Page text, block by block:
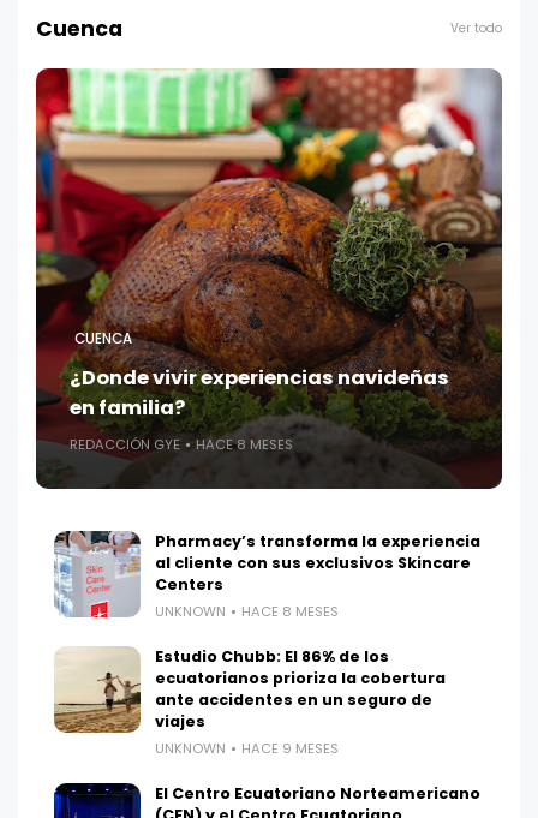
Cuenca Ver todo
CUENCA
¿Donde vivir experiencias navideñas
en familia?
REDACCIÓN GYE HACE 8 MESES
Pharmacy’s transforma la experiencia
al cliente con sus exclusivos Skincare
Centers
UNKNOWN HACE 8 MESES
Estudio Chubb: El 86% de los
ecuatorianos prioriza la cobertura
ante accidentes en un seguro de
viajes
UNKNOWN HACE 9 MESES
El Centro Ecuatoriano Norteamericano